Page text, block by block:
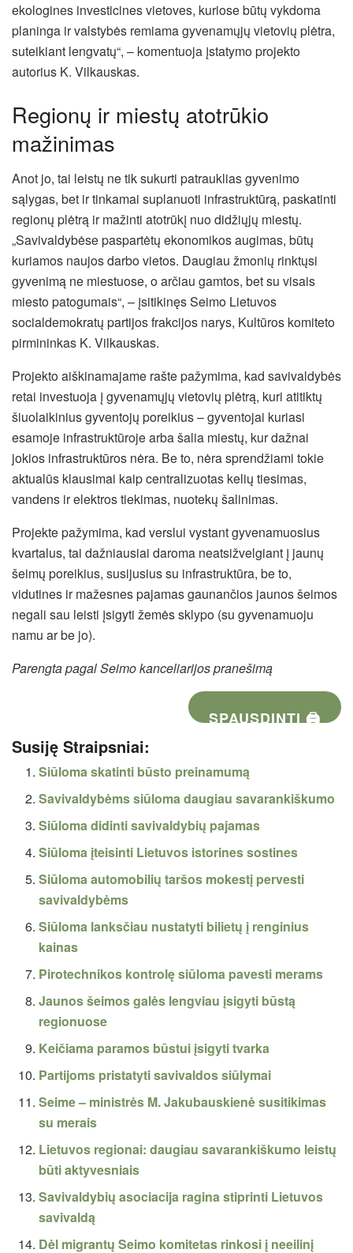
ekologines investicines vietoves, kuriose būtų vykdoma
planinga ir valstybės remiama gyvenamųjų vietovių plėtra,
suteikiant lengvatų“, – komentuoja įstatymo projekto
autorius K. Vilkauskas.
Regionų ir miestų atotrūkio
mažinimas
Anot jo, tai leistų ne tik sukurti patrauklias gyvenimo
sąlygas, bet ir tinkamai suplanuoti infrastruktūrą, paskatinti
regionų plėtrą ir mažinti atotrūkį nuo didžiųjų miestų.
„Savivaldybėse paspartėtų ekonomikos augimas, būtų
kuriamos naujos darbo vietos. Daugiau žmonių rinktųsi
gyvenimą ne miestuose, o arčiau gamtos, bet su visais
miesto patogumais“, – įsitikinęs Seimo Lietuvos
socialdemokratų partijos frakcijos narys, Kultūros komiteto
pirmininkas K. Vilkauskas.
Projekto aiškinamajame rašte pažymima, kad savivaldybės
retai investuoja į gyvenamųjų vietovių plėtrą, kuri atitiktų
šiuolaikinius gyventojų poreikius – gyventojai kuriasi
esamoje infrastruktūroje arba šalia miestų, kur dažnai
jokios infrastruktūros nėra. Be to, nėra sprendžiami tokie
aktualūs klausimai kaip centralizuotas kelių tiesimas,
vandens ir elektros tiekimas, nuotekų šalinimas.
Projekte pažymima, kad verslui vystant gyvenamuosius
kvartalus, tai dažniausiai daroma neatsižvelgiant į jaunų
šeimų poreikius, susijusius su infrastruktūra, be to,
vidutines ir mažesnes pajamas gaunančios jaunos šeimos
negali sau leisti įsigyti žemės sklypo (su gyvenamuoju
namu ar be jo).
Parengta pagal Seimo kanceliarijos pranešimą
SPAUSDINTI 🖨
Susiję Straipsniai:
Siūloma skatinti būsto preinamumą
Savivaldybėms siūloma daugiau savarankiškumo
Siūloma didinti savivaldybių pajamas
Siūloma įteisinti Lietuvos istorines sostines
Siūloma automobilių taršos mokestį pervesti
savivaldybėms
Siūloma lanksčiau nustatyti bilietų į renginius
kainas
Pirotechnikos kontrolę siūloma pavesti merams
Jaunos šeimos galės lengviau įsigyti būstą
regionuose
Keičiama paramos būstui įsigyti tvarka
Partijoms pristatyti savivaldos siūlymai
Seime – ministrės M. Jakubauskienė susitikimas
su merais
Lietuvos regionai: daugiau savarankiškumo leistų
būti aktyvesniais
Savivaldybių asociacija ragina stiprinti Lietuvos
savivaldą
Dėl migrantų Seimo komitetas rinkosi į neeilinį